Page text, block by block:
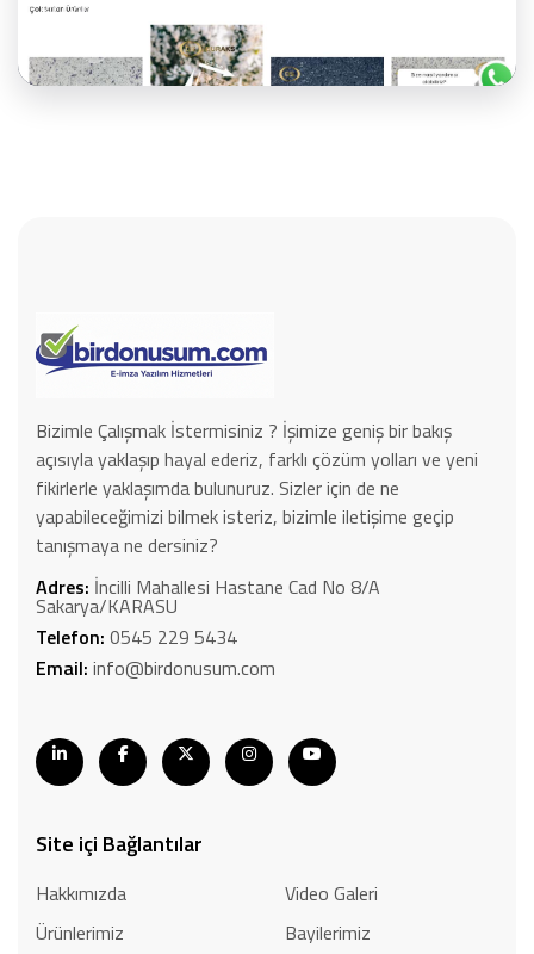
Bizimle Çalışmak İstermisiniz ? İşimize geniş bir bakış
açısıyla yaklaşıp hayal ederiz, farklı çözüm yolları ve yeni
fikirlerle yaklaşımda bulunuruz. Sizler için de ne
yapabileceğimizi bilmek isteriz, bizimle iletişime geçip
tanışmaya ne dersiniz?
Adres: İncilli Mahallesi Hastane Cad No 8/A
Sakarya/KARASU
Telefon: 0545 229 5434
Email: info@birdonusum.com
Site içi Bağlantılar
Hakkımızda
Ürünlerimiz
Video Galeri
Bayilerimiz